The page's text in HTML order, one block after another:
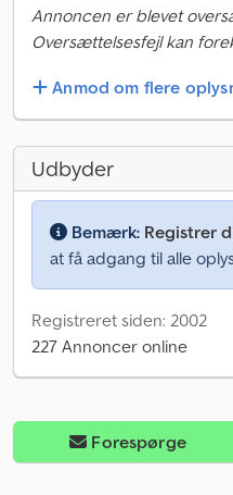
Annoncen er blevet
Oversættelsesfejl kan
Anmod om flere
Udbyder
Bemærk: Registrer
at få adgang til alle
Registreret siden: 2002
227 Annoncer online
Forespørge